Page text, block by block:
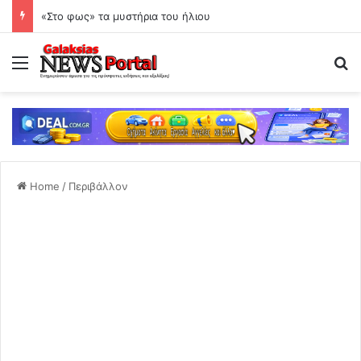
«Στο φως» τα μυστήρια του ήλιου
Menu
Home / Περιβάλλον